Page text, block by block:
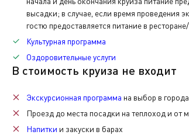
высадки; в случае, если время проведения
гостю предоставляется питание в
Культурная программа
Оздоровительные услуги
В стоимость круиза не входит
Экскурсионная программа на выбор в
Проезд до места посадки на теплоход и от
Напитки и закуски в барах